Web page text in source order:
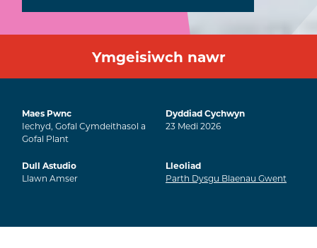
Ymgeisiwch nawr
Maes Pwnc
Iechyd, Gofal Cymdeithasol a
Gofal Plant
Dyddiad Cychwyn
23 Medi2026
Dull Astudio
Llawn Amser
Lleoliad
Parth Dysgu Blaenau Gwent